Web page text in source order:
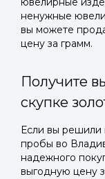
ненужные
вы можете
цену за грамм.
Получите
скупке
Если вы решили
пробы во
надежного
выгодную цену